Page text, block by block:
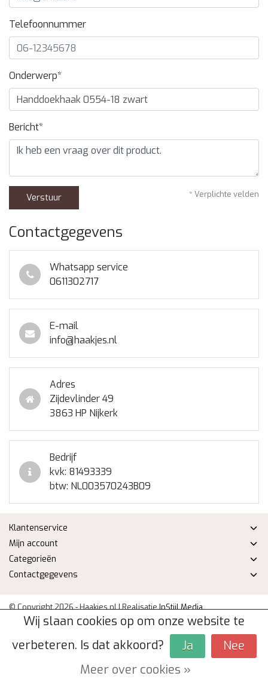
Telefoonnummer
Onderwerp*
Bericht*
Verstuur * Verplichte velden
Contactgegevens
Whatsapp service
0611302717
E-mail
info@haakjes.nl
Adres
Zijdevlinder 49
3863 HP Nijkerk
Bedrijf
kvk: 81493339
btw: NL003570243B09
Klantenservice
Mijn account
Categorieën
Contactgegevens
© Copyright 2026 - Haakjes.nl | RealisatieInStijl Media
Algemene voorwaarden|Disclaimer|Privacy Policy|Sitemap |RSS
Wij slaan cookies op om onze website te
verbeteren. Is dat akkoord?
Ja
Nee
Meer over cookies »